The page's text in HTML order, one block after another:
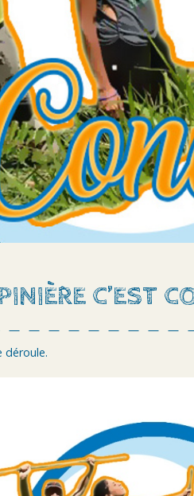
C’EST
déroule.